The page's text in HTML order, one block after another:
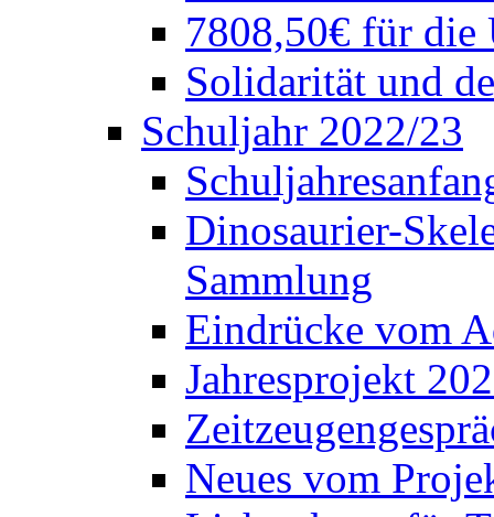
7808,50€ für die
Solidarität und
Schuljahr 2022/23
Dinosaurier-
Sammlung
Eindrücke vom
Jahresprojekt
Neues vom